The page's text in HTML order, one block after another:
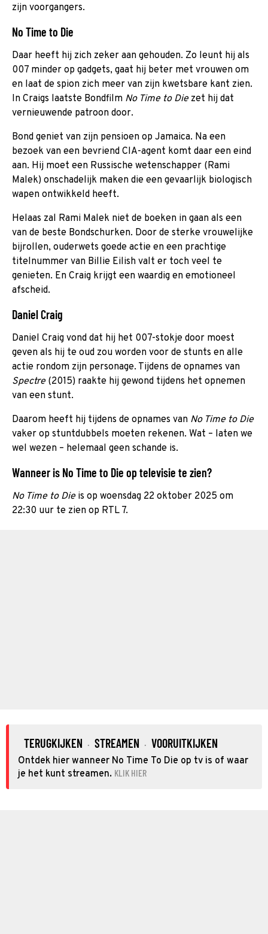
zijn voorgangers.
No Time to Die
Daar heeft hij zich zeker aan gehouden. Zo leunt hij als
007 minder op gadgets, gaat hij beter met vrouwen om
en laat de spion zich meer van zijn kwetsbare kant zien.
In Craigs laatste Bondfilm No Time to Diezet hij dat
vernieuwende patroon door.
Bond geniet van zijn pensioen op Jamaica. Na een
bezoek van een bevriend CIA-agent komt daar een eind
aan. Hij moet een Russische wetenschapper (Rami
Malek) onschadelijk maken die een gevaarlijk biologisch
wapen ontwikkeld heeft.
Helaas zal Rami Malek niet de boeken in gaan als een
van de beste Bondschurken. Door de sterke vrouwelijke
bijrollen, ouderwets goede actie en een prachtige
titelnummer van Billie Eilish valt er toch veel te
genieten. En Craig krijgt een waardig en emotioneel
afscheid.
Daniel Craig
Daniel Craig vond dat hij het 007-stokje door moest
geven als hij te oud zou worden voor de stunts en alle
actie rondom zijn personage. Tijdens de opnames van
Spectre(2015) raakte hij gewond tijdens het opnemen
van een stunt.
Daarom heeft hij tijdens de opnames van No Time to Die
vaker op stuntdubbels moeten rekenen. Wat – laten we
wel wezen – helemaal geen schande is.
Wanneer is No Time to Die op televisie te zien?
No Time to Dieis op woensdag 22 oktober 2025 om
22:30 uur te zien op RTL 7.
TERUGKIJKEN · STREAMEN · VOORUITKIJKEN
Ontdek hier wanneer No Time To Die op tv is of waar
je het kunt streamen. KLIK HIER